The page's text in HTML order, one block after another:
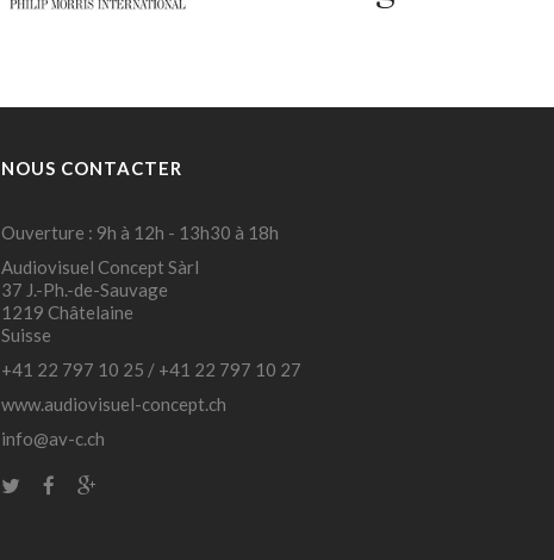
NOUS CONTACTER
Ouverture : 9h à 12h - 13h30 à 18h
Audiovisuel Concept Sàrl
37 J.-Ph.-de-Sauvage
1219 Châtelaine
Suisse
+41 22 797 10 25 / +41 22 797 10 27
www.audiovisuel-concept.ch
info@av-c.ch